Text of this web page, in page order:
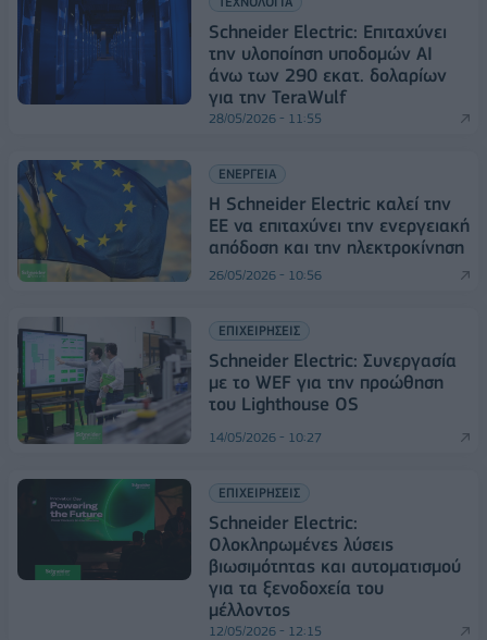
Schneider Electric: Επιταχύνει
την υλοποίηση υποδομών AI
άνω των 290 εκατ. δολαρίων
για την TeraWulf
28/05/2026 - 11:55
ΕΝΕΡΓΕΙΑ
Η Schneider Electric καλεί την
ΕΕ να επιταχύνει την ενεργειακή
απόδοση και την ηλεκτροκίνηση
26/05/2026 - 10:56
ΕΠΙΧΕΙΡΗΣΕΙΣ
Schneider Electric: Συνεργασία
με το WEF για την προώθηση
του Lighthouse OS
14/05/2026 - 10:27
ΕΠΙΧΕΙΡΗΣΕΙΣ
Schneider Electric:
Ολοκληρωμένες λύσεις
βιωσιμότητας και αυτοματισμού
για τα ξενοδοχεία του
μέλλοντος
12/05/2026 - 12:15